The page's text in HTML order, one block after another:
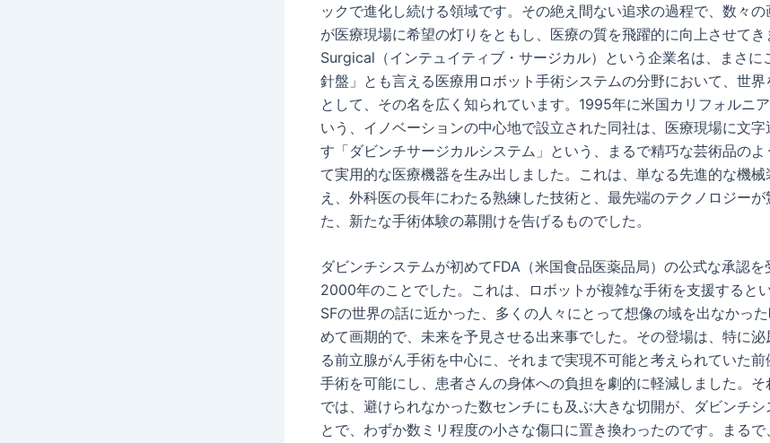
ックで進化し続ける領域です。その絶え間ない追求の過程で、数々
が医療現場に希望の灯りをともし、医療の質を飛躍的に向上させて
Surgical（インテュイティブ・サージカル）という企業名は、まさに
針盤」とも言える医療用ロボット手術システムの分野において、世
として、その名を広く知られています。1995年に米国カリフォルニ
いう、イノベーションの中心地で設立された同社は、医療現場に文字
す「ダビンチサージカルシステム」という、まるで精巧な芸術品の
て実用的な医療機器を生み出しました。これは、単なる先進的な機械
え、外科医の長年にわたる熟練した技術と、最先端のテクノロジーが
た、新たな手術体験の幕開けを告げるものでした。
ダビンチシステムが初めてFDA（米国食品医薬品局）の公式な承認
2000年のことでした。これは、ロボットが複雑な手術を支援すると
SFの世界の話に近かった、多くの人々にとって想像の域を出なかっ
めて画期的で、未来を予見させる出来事でした。その登場は、特に
る前立腺がん手術を中心に、それまで実現不可能と考えられていた
手術を可能にし、患者さんの身体への負担を劇的に軽減しました。
では、避けられなかった数センチにも及ぶ大きな切開が、ダビンチシ
とで、わずか数ミリ程度の小さな傷口に置き換わったのです。まる